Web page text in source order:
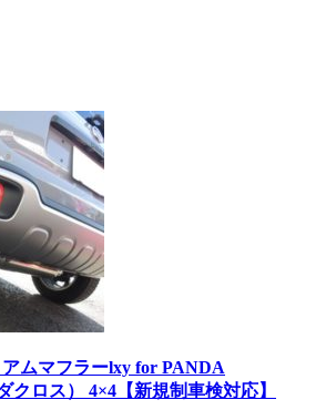
ムマフラーlxy for PANDA
クロス） 4×4【新規制車検対応】